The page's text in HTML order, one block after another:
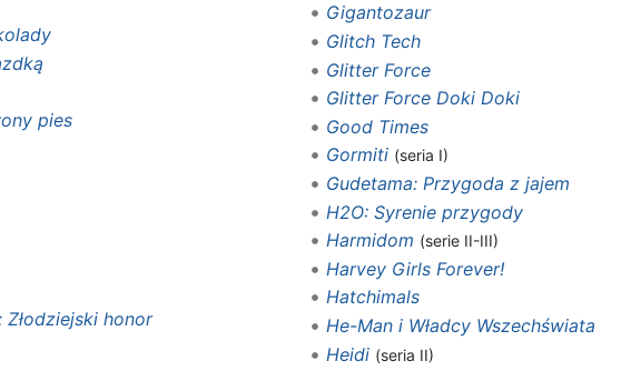
pies
Złodziejski honor
Gigantozaur
Glitch Tech
Glitter Force
Glitter Force Doki Doki
Good Times
Gormiti (seria I)
Gudetama: Przygoda z jajem
H2O: Syrenie przygody
Harmidom (serie II-III)
Harvey Girls Forever!
Hatchimals
He-Man i Władcy Wszechświata
Heidi (seria II)